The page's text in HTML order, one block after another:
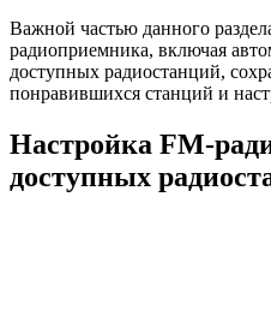
Важной частью данного
радиоприемника, включая
доступных радиостанций,
понравившихся станций и
Настройка FM-
доступных